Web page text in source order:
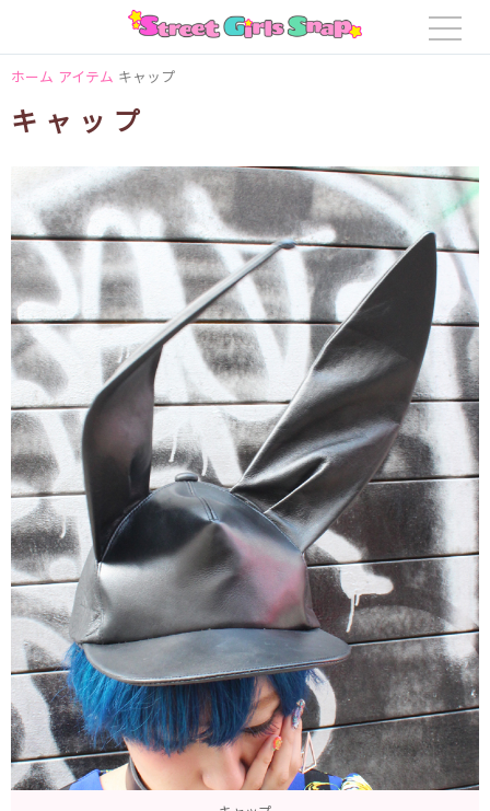
ホーム アイテム キャップ
キャップ